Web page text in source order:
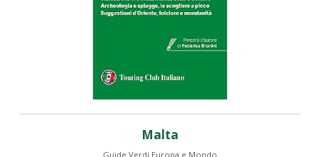
Malta
Guide Verdi Europa e Mondo